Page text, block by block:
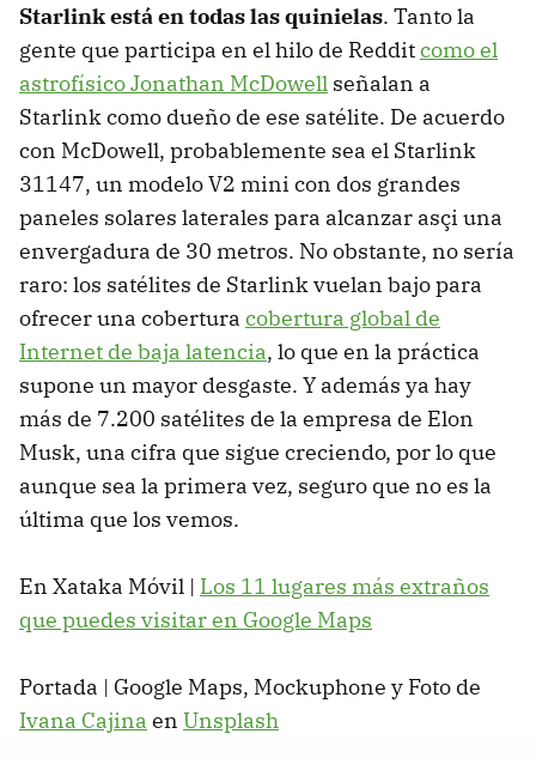
Starlink está en todas las quinielas. Tanto la
gente que participa en el hilo de Redditcomo el
astrofísico Jonathan McDowell señalan a
Starlink como dueño de ese satélite. De acuerdo
con McDowell, probablemente sea el Starlink
31147, un modelo V2 mini con dos grandes
paneles solares laterales para alcanzar asçi una
envergadura de 30 metros. No obstante, no sería
raro: los satélites de Starlink vuelan bajo para
ofrecer una cobertura cobertura global de
Internet de baja latencia, lo que en la práctica
supone un mayor desgaste. Y además ya hay
más de 7.200 satélites de la empresa de Elon
Musk, una cifra que sigue creciendo, por lo que
aunque sea la primera vez, seguro que no es la
última que los vemos.
En Xataka Móvil | Los 11 lugares más extraños
que puedes visitar en Google Maps
Portada | Google Maps, Mockuphone y Foto de
Ivana Cajina en Unsplash